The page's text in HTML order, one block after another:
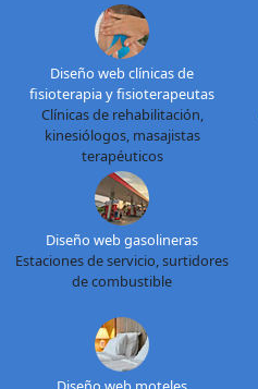
Diseño web clínicas de
fisioterapia y fisioterapeutas
Clínicas de rehabilitación,
kinesiólogos, masajistas
terapéuticos
Diseño web gasolineras
Estaciones de servicio, surtidores
de combustible